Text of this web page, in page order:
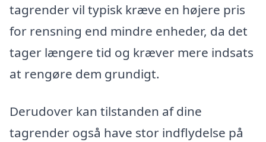
tagrender vil typisk kræve en højere pris
for rensning end mindre enheder, da det
tager længere tid og kræver mere indsats
at rengøre dem grundigt.
Derudover kan tilstanden af dine
tagrender også have stor indflydelse på